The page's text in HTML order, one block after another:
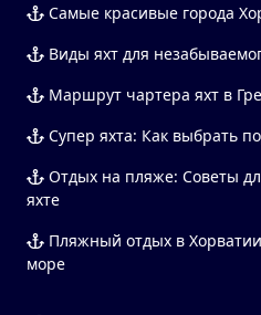
Самые красивые города
Виды яхт для
Маршрут чартера яхт в
Супер яхта: Как выбрать
Отдых на пляже: Советы
яхте
Пляжный отдых в
море